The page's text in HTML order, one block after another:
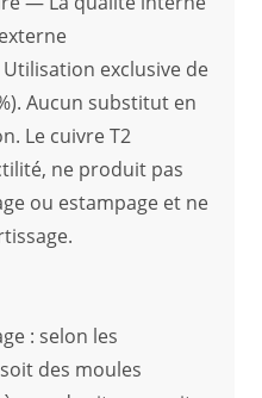
exclusive de
Aucun substitut en
Le cuivre T2
ne produit pas
ou estampage et ne
: selon les
des moules